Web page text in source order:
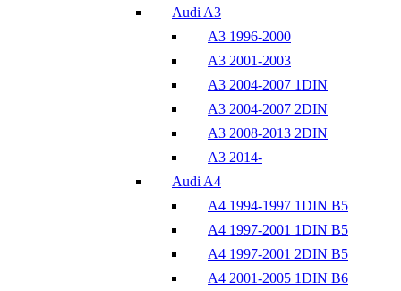
Audi A3
A3 1996-2000
A3 2001-2003
A3 2004-2007 1DIN
A3 2004-2007 2DIN
A3 2008-2013 2DIN
A3 2014-
Audi A4
A4 1994-1997 1DIN B5
A4 1997-2001 1DIN B5
A4 1997-2001 2DIN B5
A4 2001-2005 1DIN B6